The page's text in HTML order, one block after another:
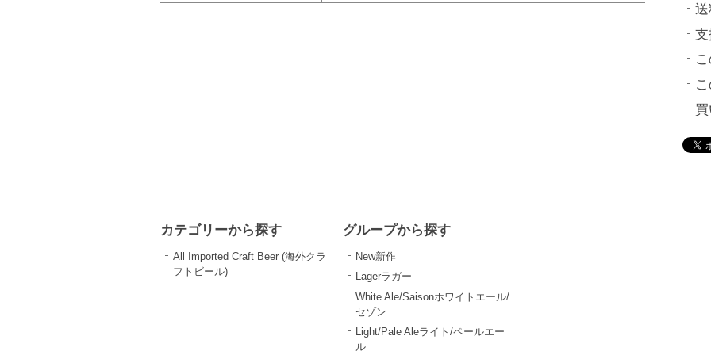
カテゴリーから探す
All Imported Craft Beer (海外クラ
フトビール)
グループから探す
New新作
Lagerラガー
White Ale/Saisonホワイトエール/
セゾン
Light/Pale Aleライト/ペールエー
ル